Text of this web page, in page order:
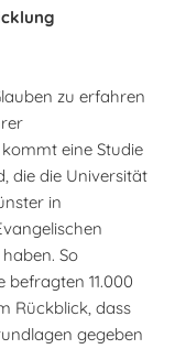
zu erfahren
eine Studie
die die Universität
in
So
11.000
Rückblick, dass
gegeben